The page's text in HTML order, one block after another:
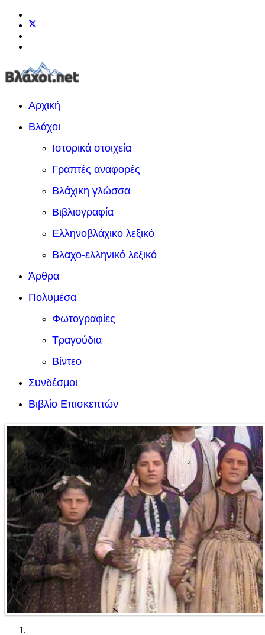
Αρχική
Βλάχοι
Ιστορικά στοιχεία
Γραπτές αναφορές
Βλάχικη γλώσσα
Βιβλιογραφία
Ελληνοβλάχικο λεξικό
Βλαχο-ελληνικό λεξικό
Άρθρα
Πολυμέσα
Φωτογραφίες
Τραγούδια
Βίντεο
Συνδέσμοι
Βιβλίο Επισκεπτών